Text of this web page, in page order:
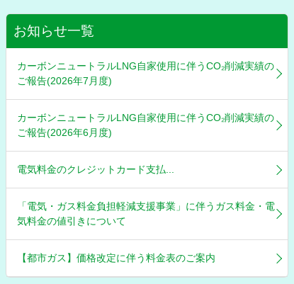
お知らせ一覧
カーボンニュートラルLNG自家使用に伴うCO₂削減実績の
ご報告(2026年7月度)
カーボンニュートラルLNG自家使用に伴うCO₂削減実績の
ご報告(2026年6月度)
電気料金のクレジットカード支払...
「電気・ガス料金負担軽減支援事業」に伴うガス料金・電
気料金の値引きについて
【都市ガス】価格改定に伴う料金表のご案内